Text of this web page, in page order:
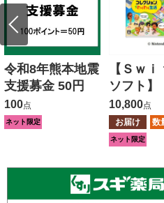
令和8年熊本地震
支援募金 50円
100点
ネット限定
【Ｓｗｉ
ソフト
ダチコレ
ン わく
活
10,800点
お届け
数
ネット限定